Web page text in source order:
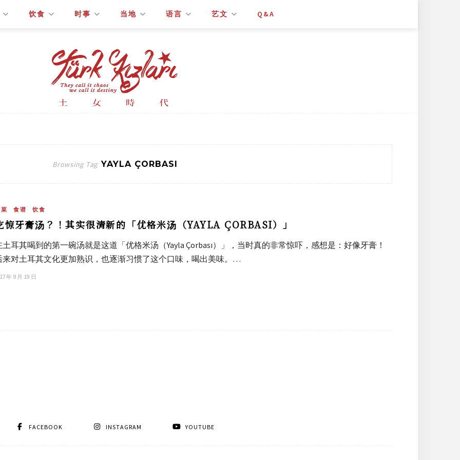
饮食 时事 当地 语言 艺文 Q&A
Browsing Tag YAYLA ÇORBASI
食谱 饮食
惊牙膏汤？！其实很清新的「优格米汤（YAYLA ÇORBASI）」
土耳其喝到的第一碗汤就是这道「优格米汤（Yayla Çorbası）」，当时真的非常惊吓，感想是：好像牙膏！
来对土耳其文化更加熟识，也逐渐习惯了这个口味，喝出美味。…
年 9 月 19 日
FACEBOOK INSTAGRAM YOUTUBE